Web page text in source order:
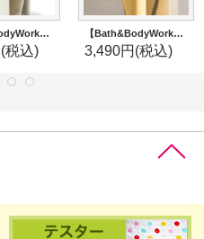
【Bath&BodyWorks】Wallflowers本体：グレーフレアー
(税込)
【Bath&BodyWorks】Wallflowers本体：メノーラナイトライト
3,490円(税込)